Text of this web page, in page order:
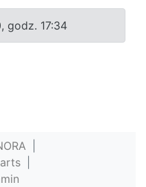
godz. 17:34